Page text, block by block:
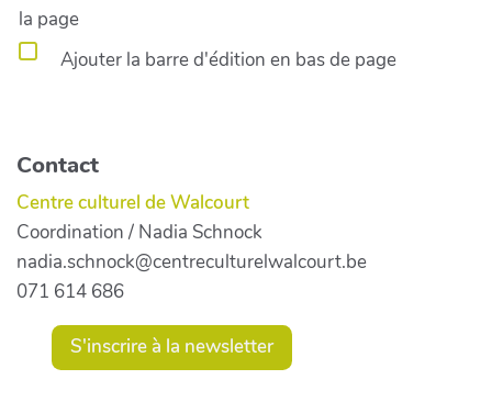
la page
Ajouter la barre d'édition en bas de page
Contact
Centre culturel de Walcourt
Coordination / Nadia Schnock
nadia.schnock@centreculturelwalcourt.be
071 614 686
S'inscrire à la newsletter